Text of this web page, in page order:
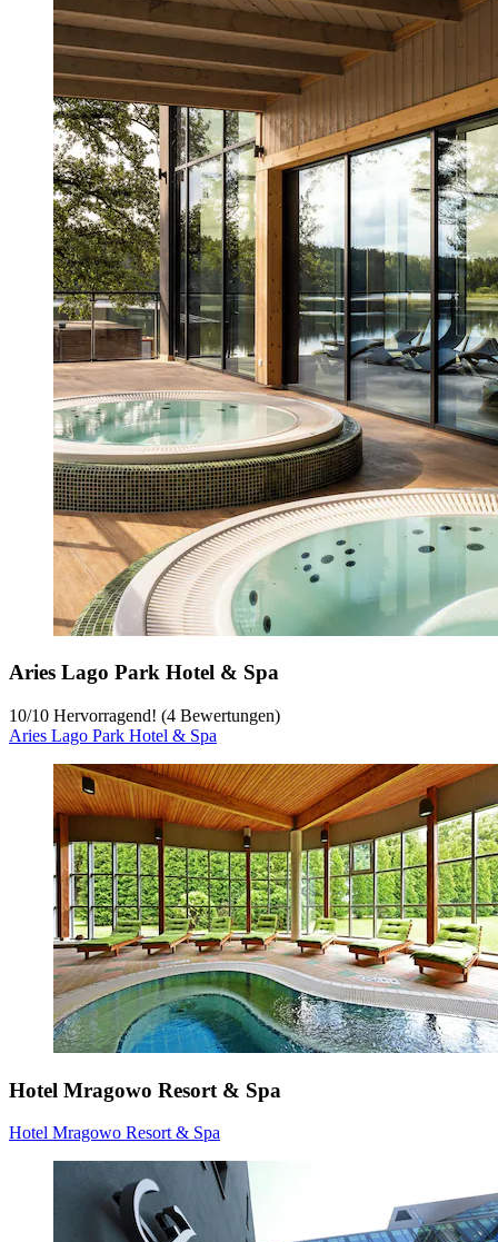
Aries Lago Park Hotel & Spa
10/10 Hervorragend! (4 Bewertungen)
Aries Lago Park Hotel & Spa
Hotel Mragowo Resort & Spa
Hotel Mragowo Resort & Spa